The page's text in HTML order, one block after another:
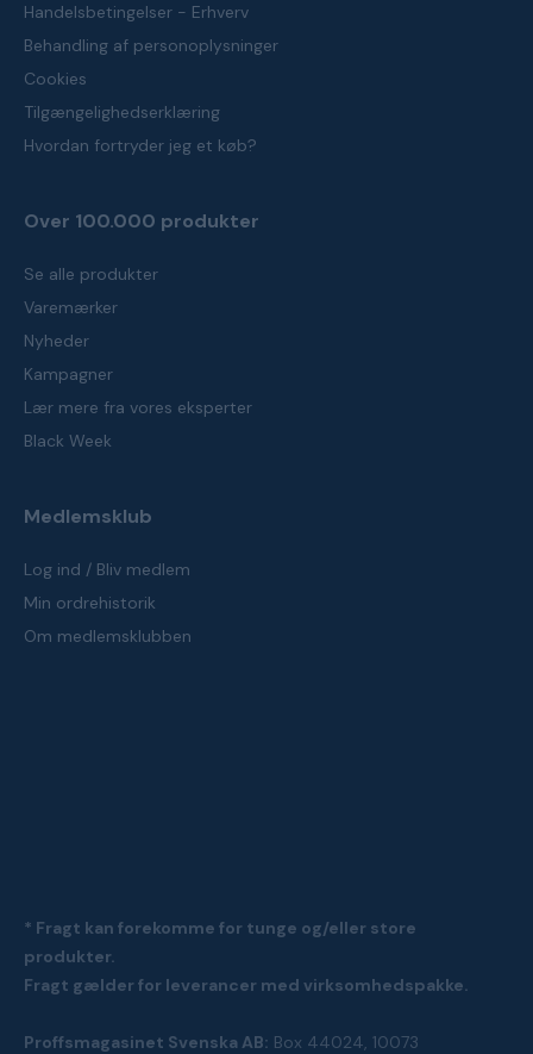
Handelsbetingelser - Erhverv
Behandling af personoplysninger
Cookies
Tilgængelighedserklæring
Hvordan fortryder jeg et køb?
Over 100.000 produkter
Se alle produkter
Varemærker
Nyheder
Kampagner
Lær mere fra vores eksperter
Black Week
Medlemsklub
Log ind / Bliv medlem
Min ordrehistorik
Om medlemsklubben
* Fragt kan forekomme for tunge og/eller store
produkter.
Fragt gælder for leverancer med virksomhedspakke.
Proffsmagasinet Svenska AB: Box 44024, 10073